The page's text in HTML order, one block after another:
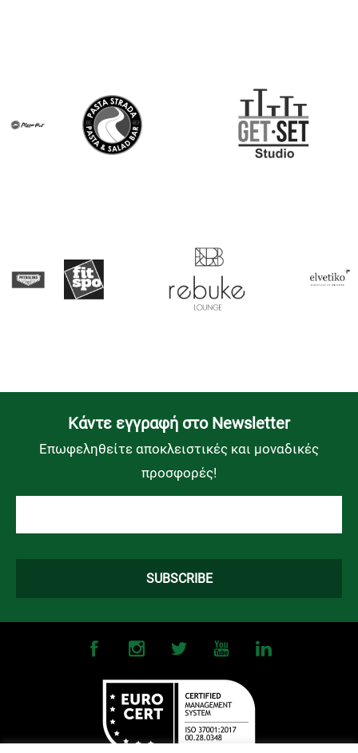
Kάντε εγγραφή στο Newsletter
Επωφεληθείτε αποκλειστικές και μοναδικές
προσφορές!